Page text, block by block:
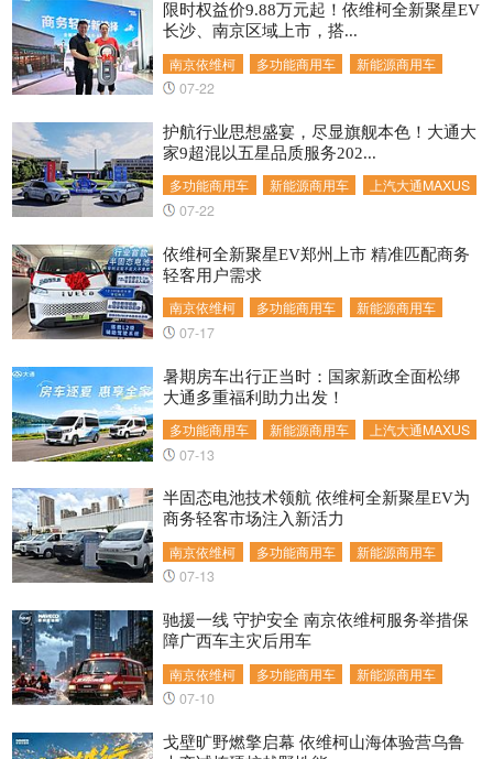
南京依维柯 多功能商用车 新能源商用车
限时权益价9.88万元起！依维柯全新聚星EV
长沙、南京区域上市，搭...
07-22
多功能商用车 新能源商用车 上汽大通MAXUS
护航行业思想盛宴，尽显旗舰本色！大通大
家9超混以五星品质服务202...
07-22
南京依维柯 多功能商用车 新能源商用车
依维柯全新聚星EV郑州上市 精准匹配商务
轻客用户需求
07-17
多功能商用车 新能源商用车 上汽大通MAXUS
暑期房车出行正当时：国家新政全面松绑
大通多重福利助力出发！
07-13
南京依维柯 多功能商用车 新能源商用车
半固态电池技术领航 依维柯全新聚星EV为
商务轻客市场注入新活力
07-13
南京依维柯 多功能商用车 新能源商用车
驰援一线 守护安全 南京依维柯服务举措保
障广西车主灾后用车
07-10
戈壁旷野燃擎启幕 依维柯山海体验营乌鲁